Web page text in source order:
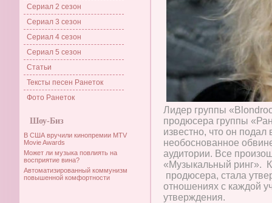
Сериал 2 сезон
Сериал 3 сезон
Сериал 4 сезон
Сериал 5 сезон
Статьи
Тексты песен Ранеток
Фото Ранеток
Шоу-Биз
В США вручили кинопремии MTV
Movie Awards
Может ли музыка повлиять на
восприятие вина?
Автоматизированный коммунизм
повышенной комфортности
Лидер группы
продюсера группы
известно, что он подал
необоснованное
аудитории. Все
«Музыкальный ринг».
продюсера, стала
отношениях с каждой
утверждения.